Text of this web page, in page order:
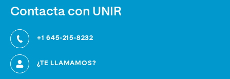
Contacta con UNIR
+1 645-215-8232
¿TE LLAMAMOS?